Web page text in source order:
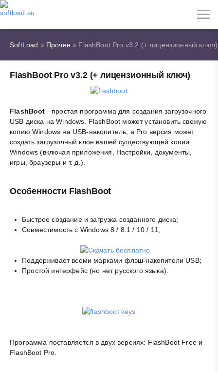
SoftLoad » Прочее » FlashBoot Pro v3.2 (+ лицензионный ключ)
FlashBoot Pro v3.2 (+ лицензионный ключ)
FlashBoot - простая программа для создания загрузочного
USB диска на Windows. FlashBoot может установить свежую
копию Windows на USB-накопитель, а Pro версия может
создать загрузочный клон вашей существующей копии
Windows (включая приложения, Настройки, документы,
игры, браузеры и т. д.).
Особенности FlashBoot
Быстрое создание и загрузка созданного диска;
Совместимость с Windows 8 / 8.1 / 10 / 11;
Поддерживает всеми марками флэш-накопители USB;
Простой интерфейс (но нет русского языка).
Программа поставляется в двух версиях: FlashBoot Free и
FlashBoot Pro.